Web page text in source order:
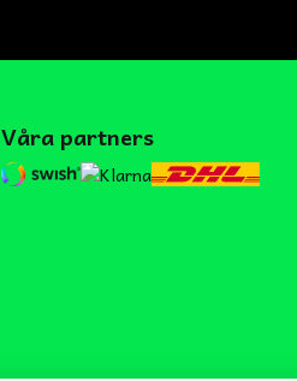
Våra partners